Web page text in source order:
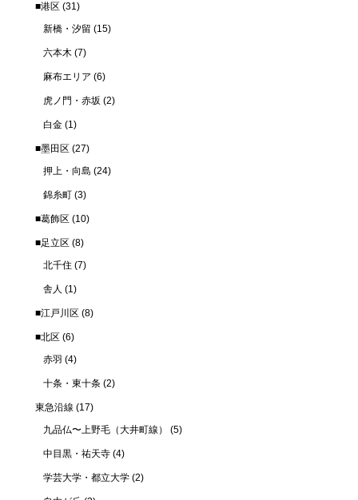
■港区 (31)
新橋・汐留 (15)
六本木 (7)
麻布エリア (6)
虎ノ門・赤坂 (2)
白金 (1)
■墨田区 (27)
押上・向島 (24)
錦糸町 (3)
■葛飾区 (10)
■足立区 (8)
北千住 (7)
舎人 (1)
■江戸川区 (8)
■北区 (6)
赤羽 (4)
十条・東十条 (2)
東急沿線 (17)
九品仏〜上野毛（大井町線）
(5)
中目黒・祐天寺 (4)
学芸大学・都立大学 (2)